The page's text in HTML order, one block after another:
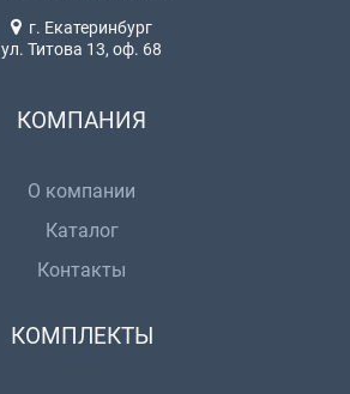
г. Екатеринбург
ул. Титова 13, оф. 68
КОМПАНИЯ
О компании
Каталог
Контакты
КОМПЛЕКТЫ